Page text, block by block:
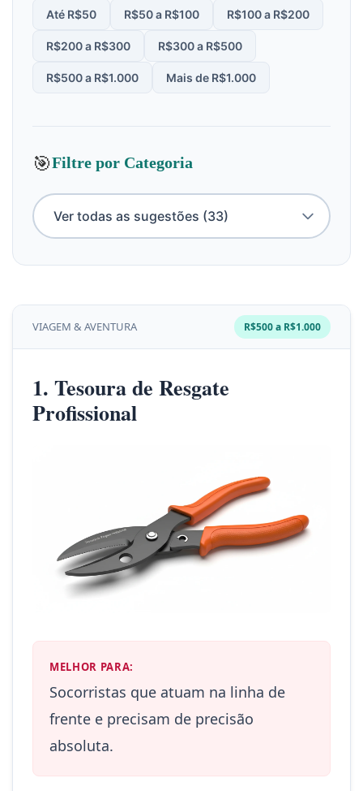
Até R$50 R$50 a R$100 R$100 a R$200
R$200 a R$300 R$300 a R$500
R$500 a R$1.000 Mais de R$1.000
🎯Filtre por Categoria
VIAGEM & AVENTURA R$500 a R$1.000
1. Tesoura de Resgate
Profissional
MELHOR PARA:
Socorristas que atuam na linha de
frente e precisam de precisão
absoluta.